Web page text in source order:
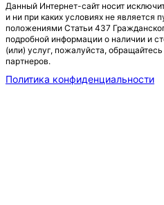
Данный Интернет-сайт носит
и ни при каких условиях не является
положениями Статьи 437
подробной информации о наличии и
(или) услуг, пожалуйста,
партнеров.
Политика конфиденциальности